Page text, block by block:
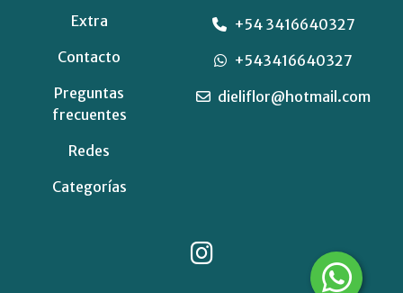
Extra
Contacto
Preguntas
frecuentes
Redes
Categorías
+54 3416640327
+543416640327
dieliflor@hotmail.com